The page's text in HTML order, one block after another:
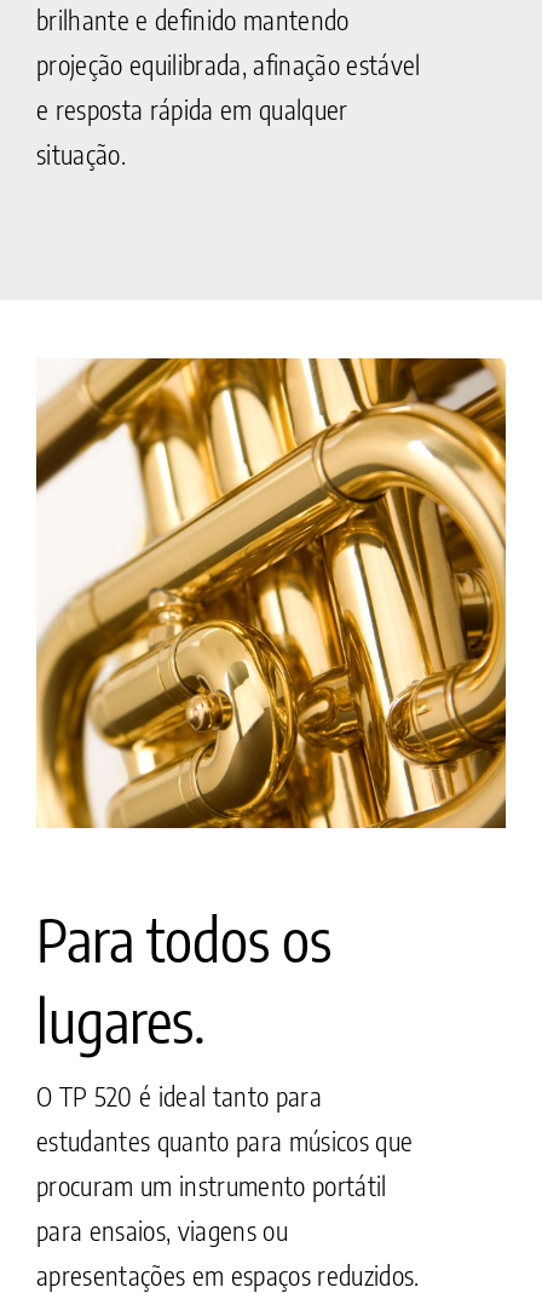
brilhante e definido mantendo
projeção equilibrada, afinação estável
e resposta rápida em qualquer
situação.
Para todos os
lugares.
O TP 520 é ideal tanto para
estudantes quanto para músicos que
procuram um instrumento portátil
para ensaios, viagens ou
apresentações em espaços reduzidos.